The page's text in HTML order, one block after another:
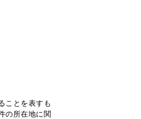
ことを表すも
の所在地に関